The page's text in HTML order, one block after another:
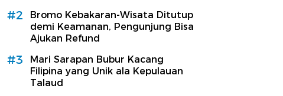
#2
Bromo Kebakaran-Wisata Ditutup
demi Keamanan, Pengunjung Bisa
Ajukan Refund
#3
Mari Sarapan Bubur Kacang
Filipina yang Unik ala Kepulauan
Talaud